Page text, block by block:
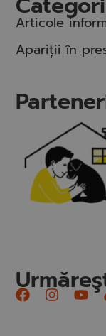
Articole
Apariții în